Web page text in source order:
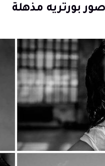
صور بورتريه مذهلة